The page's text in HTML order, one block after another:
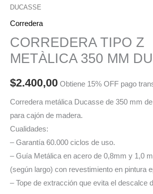
DUCASSE
Corredera
CORREDERA TIPO Z
METÀLICA 350 MM
$2.400,00 Obtiene 15% OFF pago
Corredera metálica Ducasse de 350 mm
para cajón de madera.
Cualidades:
– Garantía 60.000 ciclos de uso.
– Guía Metálica en acero de 0,8mm y 1,0
(según largo) con revestimiento en pintura
– Tope de extracción que evita el descalce